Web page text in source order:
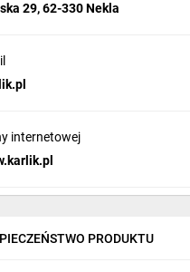
29, 62-330 Nekla
internetowej
PRODUKTU